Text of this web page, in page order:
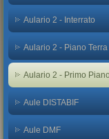
Aulario 2 - Interrato
Aulario 2 - Piano Terra
Aulario 2 - Primo
Aule DISTABIF
Aule DMF